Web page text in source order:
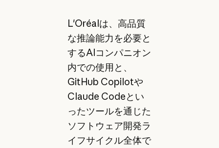
L'Oréalは、高品質
な推論能力を必要と
するAIコンパニオン
内での使用と、
GitHub Copilotや
Claude Codeとい
ったツールを通じた
ソフトウェア開発ラ
イフサイクル全体で